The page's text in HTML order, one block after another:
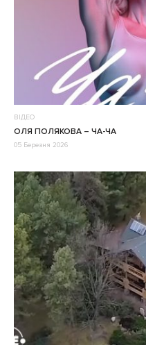
ВІДЕО
ОЛЯ ПОЛЯКОВА – ЧА-ЧА
05 Березня 2026